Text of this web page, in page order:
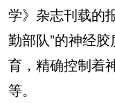
学》杂志刊载的
勤部队”的神经
育，精确控制着
等。